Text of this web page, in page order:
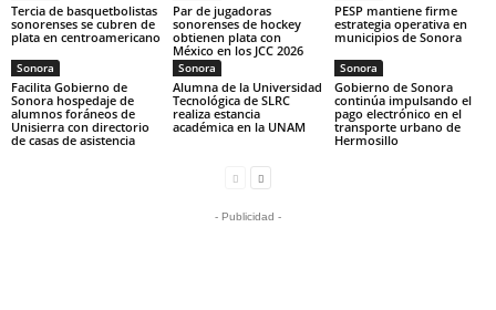
Tercia de basquetbolistas
sonorenses se cubren de
plata en centroamericano
Par de jugadoras
sonorenses de hockey
obtienen plata con
México en los JCC 2026
PESP mantiene firme
estrategia operativa en
municipios de Sonora
Sonora
Facilita Gobierno de
Sonora hospedaje de
alumnos foráneos de
Unisierra con directorio
de casas de asistencia
Sonora
Alumna de la Universidad
Tecnológica de SLRC
realiza estancia
académica en la UNAM
Sonora
Gobierno de Sonora
continúa impulsando el
pago electrónico en el
transporte urbano de
Hermosillo
- Publicidad -